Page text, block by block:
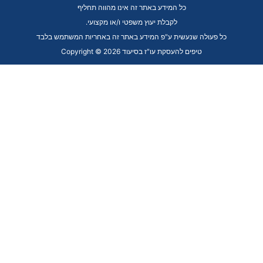
כל המידע באתר זה אינו מהווה תחליף
.לקבלת יעוץ משפטי ו/או מקצועי
כל פעולה שנעשית ע"פ המידע באתר זה באחריות המשתמש בלבד
Copyright © 2026 טיפים להעסקת עו"ז בסיעוד